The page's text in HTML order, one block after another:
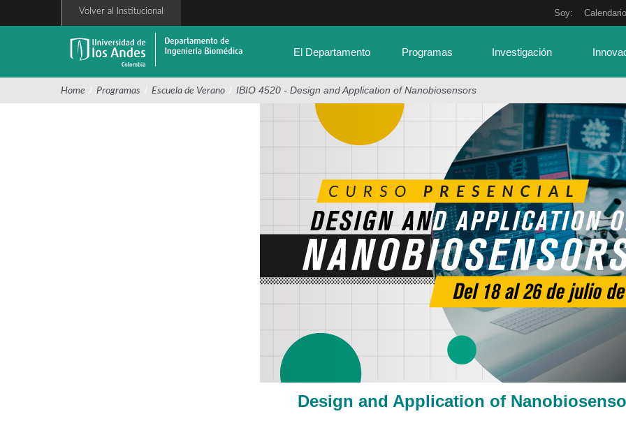
Soy: Calendario
Volver al Institucional
El Departamento Programas Investigación
Home / Programas / Escuela de Verano / IBIO 4520 - Design and Application of Nanobiosensors
Design and Application of